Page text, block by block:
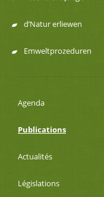
d’Natur erliewen
Emweltprozeduren
Agenda
Publications
Actualités
Législations